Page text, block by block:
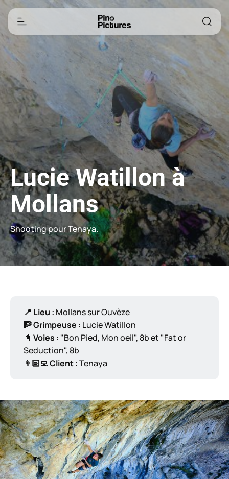
Lucie Watillon à
Mollans
Shooting pour Tenaya.
📍 Lieu : Mollans sur Ouvèze
🧗 Grimpeuse : Lucie Watillon
📓 Voies : "Bon Pied, Mon oeil", 8b et "Fat or
Seduction", 8b
👨🏻‍💻 Client :Tenaya